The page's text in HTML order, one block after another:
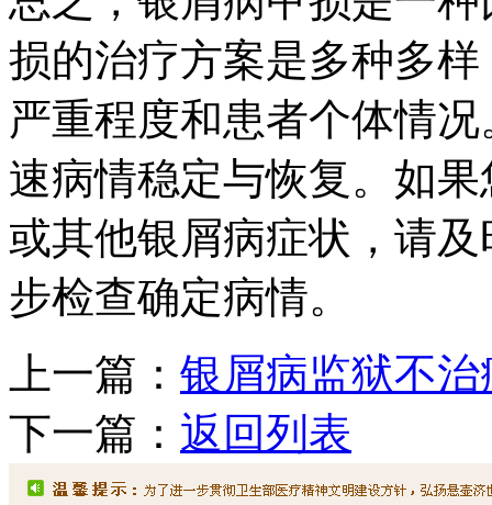
损的治疗方案是多种多
严重程度和患者个体情
速病情稳定与恢复。如
或其他银屑病症状，请
步检查确定病情。
上一篇： 银屑病监狱不治
下一篇： 返回列表